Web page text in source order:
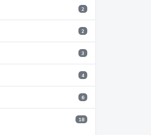
2
2
3
4
6
18